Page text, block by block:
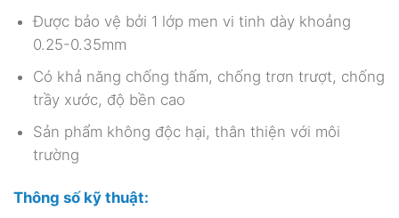
Được bảo vệ bởi 1 lớp men vi tinh dày khoảng
0.25-0.35mm
Có khả năng chống thấm, chống trơn trượt, chống
trầy xước, độ bền cao
Sản phẩm không độc hại, thân thiện với môi
trường
Thông số kỹ thuật: